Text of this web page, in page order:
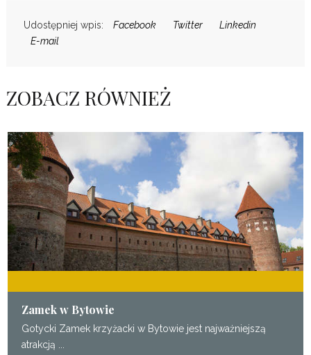
Udostępniej wpis: Facebook Twitter
Linkedin
E-mail
ZOBACZ RÓWNIEŻ
Zamek w Bytowie
Gotycki Zamek krzyżacki w Bytowie jest najważniejszą
atrakcją ...